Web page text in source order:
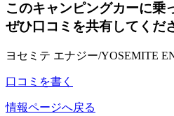
このキャンピングカーに乗
ぜひ口コミを共有してくだ
ヨセミテ エナジー/YOSEMITE
口コミを書く
情報ページへ戻る